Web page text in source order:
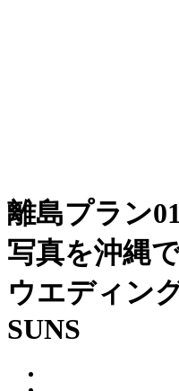
離島プラン
写真を沖縄
ウエディン
SUNS